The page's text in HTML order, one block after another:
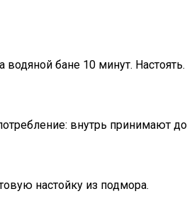
бане 10 минут. Настоять.
внутрь принимают до
настойку из подмора.